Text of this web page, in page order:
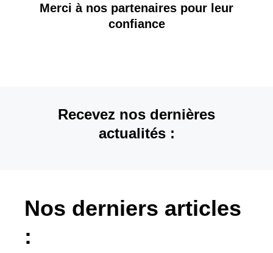
Merci à nos partenaires pour leur
confiance
Recevez nos dernières
actualités :
Nos derniers articles
: